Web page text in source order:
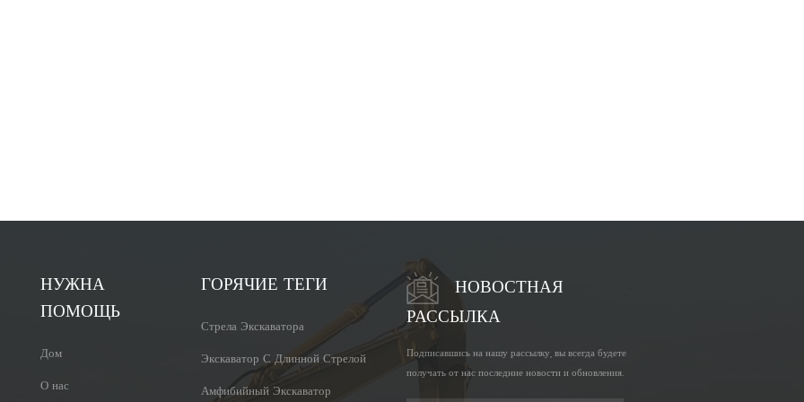
НУЖНА
ПОМОЩЬ
Дом
О нас
ГОРЯЧИЕ ТЕГИ
Стрела Экскаватора
Экскаватор С Длинной Стрелой
Амфибийный Экскаватор
НОВОСТНАЯ
РАССЫЛКА
Подписавшись на нашу рассылку, вы всегда будете
получать от нас последние новости и обновления.